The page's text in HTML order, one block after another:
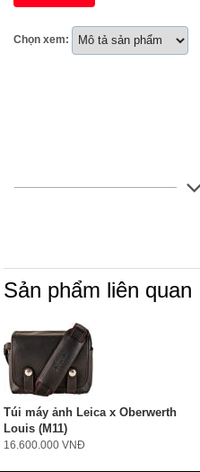
Chọn xem:
Sản phẩm liên quan
Túi máy ảnh Leica x Oberwerth
Louis (M11)
16.600.000 VNĐ